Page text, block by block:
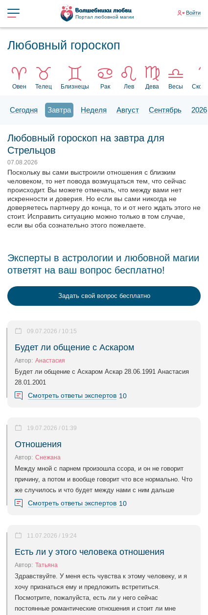
Портал любовной магии
Войти
Любовный гороскоп
Овен Телец Близнецы Рак Лев Дева Весы
Сегодня Завтра Неделя Август Сентябрь 2026
Любовный гороскоп на завтра для
Стрельцов
07.08.2026
Поскольку вы сами выстроили отношения с близким
человеком, то нет повода возмущаться тем, что сейчас
происходит. Вы можете отмечать, что между вами нет
искренности и доверия. Но если вы сами никогда не
доверяетесь партнеру до конца, то и от него ждать этого не
стоит. Исправить ситуацию можно только в том случае,
если вы оба сознательно этого пожелаете.
Эксперты в астрологии и любовной магии
ответят на ваш вопрос бесплатно!
Задать свой вопрос бесплатно
Будет ли общение с Аскаром
09.07.2026 / 10:15
Автор: Анастасия
Будет ли общение с Аскаром Аскар 28.06.1991 Анастасия
28.01.2001
Смотреть ответы экспертов 10
Отношения
19.07.2026 / 01:39
Автор: Снежана
Между мной с парнем произошла ссора, и он не говорит
причину, а потом и вообще говорит что все нормально. Что
же случилось и что будет между нами с ним дальше
Смотреть ответы экспертов 10
Есть ли у этого человека отношения
11.07.2026 / 19:24
Автор: Татьяна
Здравствуйте. У меня есть чувства к этому человеку, и я
хочу признаться ему и предложить встретиться.
Посмотрите, пожалуйста, есть ли у него сейчас
постоянные романтические отношения и стоит ли мне